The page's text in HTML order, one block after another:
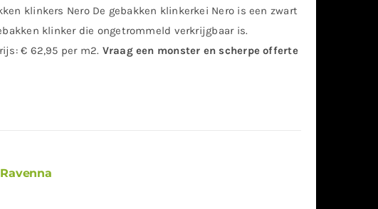
klinkers Nero De gebakken klinkerkei Nero is een zwart
klinker die ongetrommeld verkrijgbaar is.
€ 62,95 per m2. Vraag een monster en scherpe offerte